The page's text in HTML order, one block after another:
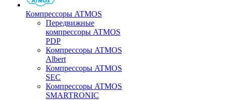
Компрессоры ATMOS
Передвижные
компрессоры ATMOS
PDP
Компрессоры ATMOS
Albert
Компрессоры ATMOS
SEC
Компрессоры ATMOS
SMARTRONIC